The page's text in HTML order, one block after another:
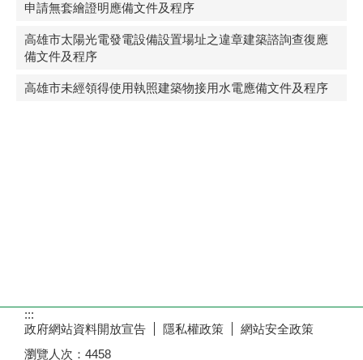
申請無套繪證明應備文件及程序
高雄市太陽光電發電設備設置場址之違章建築諮詢查復應
備文件及程序
高雄市未經領得使用執照建築物接用水電應備文件及程序
:::
政府網站資料開放宣告
隱私權政策
網站安全政策
瀏覽人次： 4458